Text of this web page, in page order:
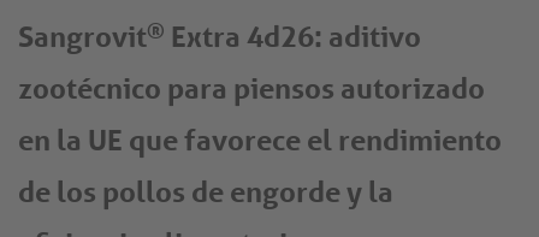
Sangrovit® Extra 4d26: aditivo
zootécnico para piensos autorizado
en la UE que favorece el rendimiento
de los pollos de engorde y la